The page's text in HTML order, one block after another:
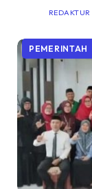
REDAKTUR
PEMERINTAH